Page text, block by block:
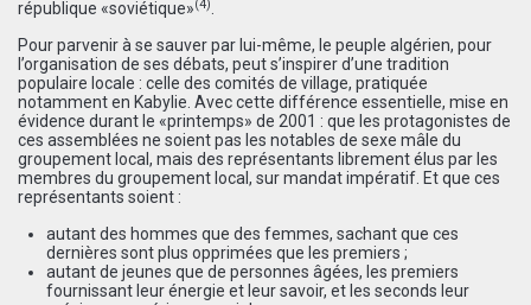
république «soviétique»(4)
Pour parvenir à se sauver par lui-même, le peuple algérien, pour
l’organisation de ses débats, peut s’inspirer d’une tradition
populaire locale : celle des comités de village, pratiquée
notamment en Kabylie. Avec cette différence essentielle, mise en
évidence durant le «printemps» de 2001 : que les protagonistes de
ces assemblées ne soient pas les notables de sexe mâle du
groupement local, mais des représentants librement élus par les
membres du groupement local, sur mandat impératif. Et que ces
représentants soient :
autant des hommes que des femmes, sachant que ces
dernières sont plus opprimées que les premiers ;
autant de jeunes que de personnes âgées, les premiers
fournissant leur énergie et leur savoir, et les seconds leur